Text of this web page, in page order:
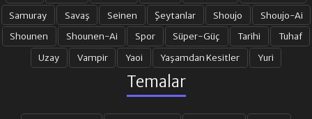
Samuray
Savaş Seinen Şeytanlar Shoujo
Shoujo-Ai
Shounen
Shounen-Ai Spor Süper-Güç Tarihi
Tuhaf
Uzay
Vampir Yaoi Yaşamdan Kesitler Yuri
Temalar